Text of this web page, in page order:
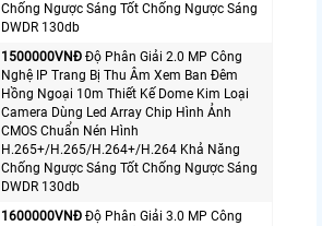
Chống Ngược Sáng Tốt Chống Ngược Sáng
DWDR 130db
1500000VNÐ Độ Phân Giải 2.0 MP Công
Nghệ IP Trang Bị Thu Âm Xem Ban Đêm
Hồng Ngoại 10m Thiết Kế Dome Kim Loại
Camera Dùng Led Array Chip Hình Ảnh
CMOS Chuẩn Nén Hình
H.265+/H.265/H.264+/H.264 Khả Năng
Chống Ngược Sáng Tốt Chống Ngược Sáng
DWDR 130db
1600000VNÐ Độ Phân Giải 3.0 MP Công